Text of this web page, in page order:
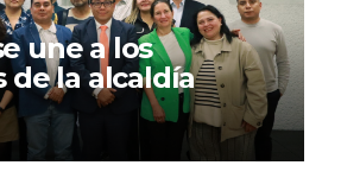
une a los
de la alcaldía
para acercar a
a la